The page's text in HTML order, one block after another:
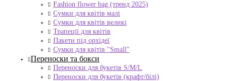
Fashion flower bag (тренд 2025)
Сумки для квітів малі
Сумки для квітів великі
Трапеції для квітів
Пакети під орхідеї
Сумки для квітів "Small"
Переноски та бокси
Переноски для букетів S/M/L
Переноски для букетів (крафт/білі)